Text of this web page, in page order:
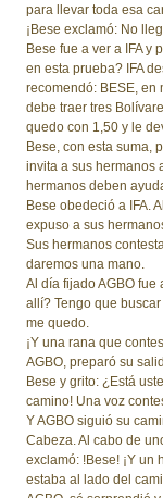
para llevar toda esa
¡Bese exclamó: No
Bese fue a ver a IFA y
en esta prueba? IFA
recomendó: BESE, en
debe traer tres
quedo con 1,50 y le
Bese, con esta suma,
invita a sus hermanos
hermanos deben
Bese obedeció a IFA.
expuso a sus
Sus hermanos
daremos una mano.
Al día fijado AGBO fue
allí? Tengo que
me quedo.
¡Y una rana que
AGBO, preparó su
Bese y grito: ¿Está
camino! Una voz
Y AGBO siguió su
Cabeza. Al cabo de
exclamó: !Bese! ¡Y un
estaba al lado del